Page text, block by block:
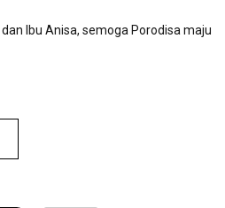
Ibu Anisa, semoga Porodisa maju